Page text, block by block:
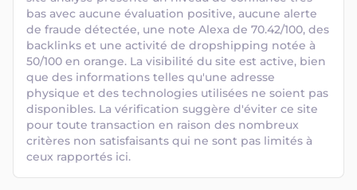
bas avec aucune évaluation positive, aucune alerte
de fraude détectée, une note Alexa de 70.42/100, des
backlinks et une activité de dropshipping notée à
50/100 en orange. La visibilité du site est active, bien
que des informations telles qu'une adresse
physique et des technologies utilisées ne soient pas
disponibles. La vérification suggère d'éviter ce site
pour toute transaction en raison des nombreux
critères non satisfaisants qui ne sont pas limités à
ceux rapportés ici.